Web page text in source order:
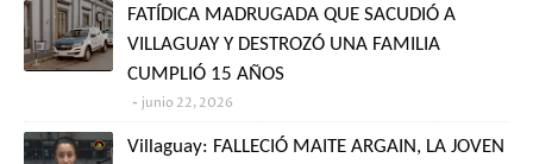
FATÍDICA MADRUGADA QUE SACUDIÓ A
VILLAGUAY Y DESTROZÓ UNA FAMILIA
CUMPLIÓ 15 AÑOS
junio 22, 2026
Villaguay: FALLECIÓ MAITE ARGAIN, LA JOVEN